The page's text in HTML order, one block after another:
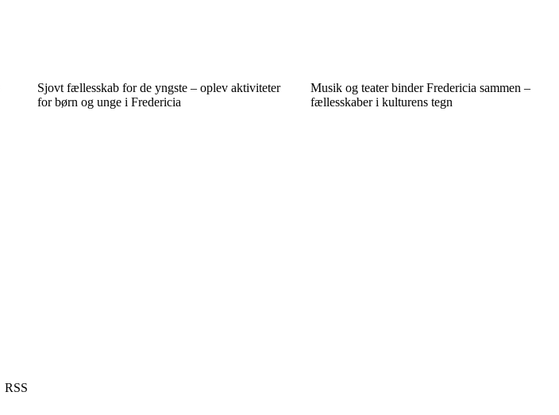
Sjovt fællesskab for de yngste – oplev aktiviteter
for børn og unge i Fredericia
Musik og teater binder Fredericia sammen –
fællesskaber i kulturens tegn
RSS